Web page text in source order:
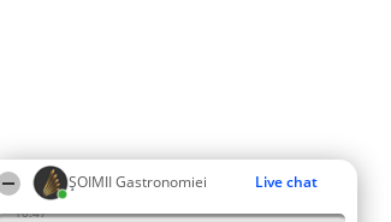
ȘOIMII Gastronomiei Live chat
10:47